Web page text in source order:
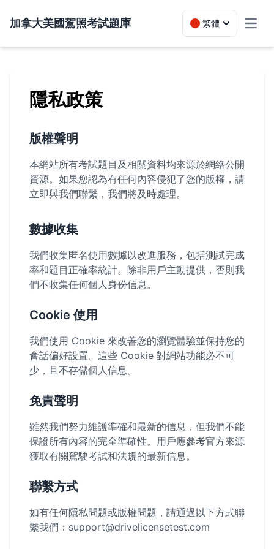
加拿大美國駕照考試題庫 繁體
隱私政策
版權聲明
本網站所有考試題目及相關資料均來源於網絡公開
資源。如果您認為有任何內容侵犯了您的版權，請
立即與我們聯繫，我們將及時處理。
數據收集
我們收集匿名使用數據以改進服務，包括測試完成
率和題目正確率統計。除非用戶主動提供，否則我
們不收集任何個人身份信息。
Cookie 使用
我們使用 Cookie 來改善您的瀏覽體驗並保持您的
會話偏好設置。這些 Cookie 對網站功能必不可
少，且不存儲個人信息。
免責聲明
雖然我們努力維護準確和最新的信息，但我們不能
保證所有內容的完全準確性。用戶應參考官方來源
獲取有關駕駛考試和法規的最新信息。
聯繫方式
如有任何隱私問題或版權問題，請通過以下方式聯
繫我們： support@drivelicensetest.com